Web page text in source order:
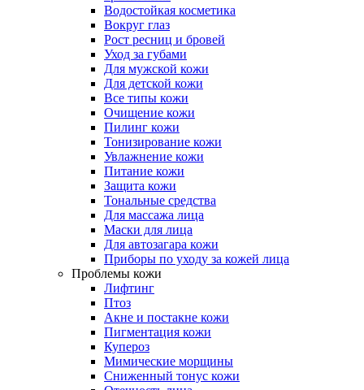
Водостойкая косметика
Вокруг глаз
Рост ресниц и бровей
Уход за губами
Для мужской кожи
Для детской кожи
Все типы кожи
Очищение кожи
Пилинг кожи
Тонизирование кожи
Увлажнение кожи
Питание кожи
Защита кожи
Тональные средства
Для массажа лица
Маски для лица
Для автозагара кожи
Приборы по уходу за кожей лица
Проблемы кожи
Лифтинг
Птоз
Акне и постакне кожи
Пигментация кожи
Купероз
Мимические морщины
Сниженный тонус кожи